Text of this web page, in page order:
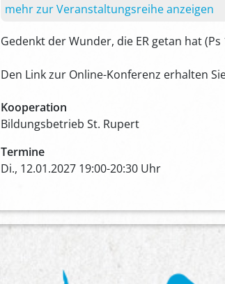
mehr zur Veranstaltungsreihe anzeigen
Gedenkt der Wunder, die ER getan hat (Ps
Den Link zur Online-Konferenz erhalten
Kooperation
Bildungsbetrieb St. Rupert
Termine
Di., 12.01.2027 19:00-20:30 Uhr